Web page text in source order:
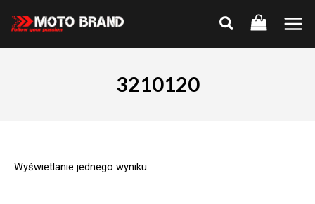
Main
3210120
Wyświetlanie jednego wyniku